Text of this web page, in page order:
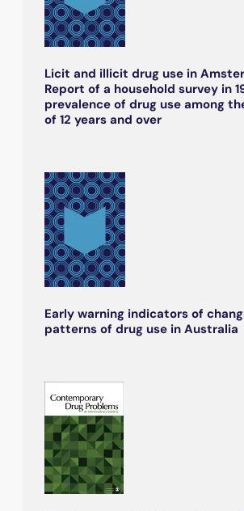
Licit and illicit drug use in
Report of a household survey in
prevalence of drug use among
of 12 years and over
Early warning indicators of
patterns of drug use in Australia